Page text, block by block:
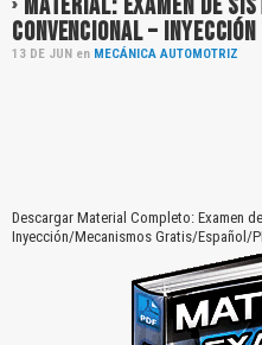
CONVENCIONAL –
13 DE JUN en MECÁNICA AUTOMOTRIZ
Descargar Material Completo: Examen
Inyección/Mecanismos Gratis/Español/